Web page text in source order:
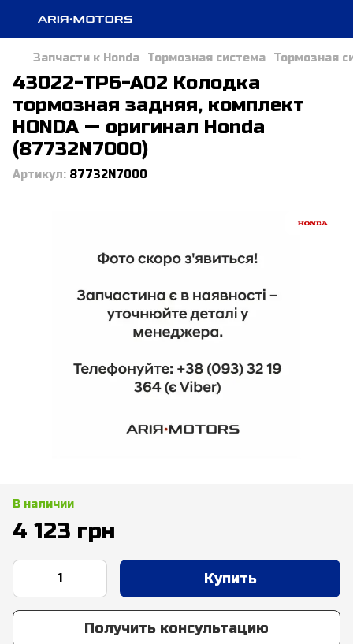
Запчасти к Honda Тормозная система Тормозная
43022-TP6-A02 Колодка
тормозная задняя, ​​комплект
HONDA — оригинал Honda
(87732N7000)
Артикул: 87732N7000
В наличии
4 123 грн
Купить
Получить консультацию